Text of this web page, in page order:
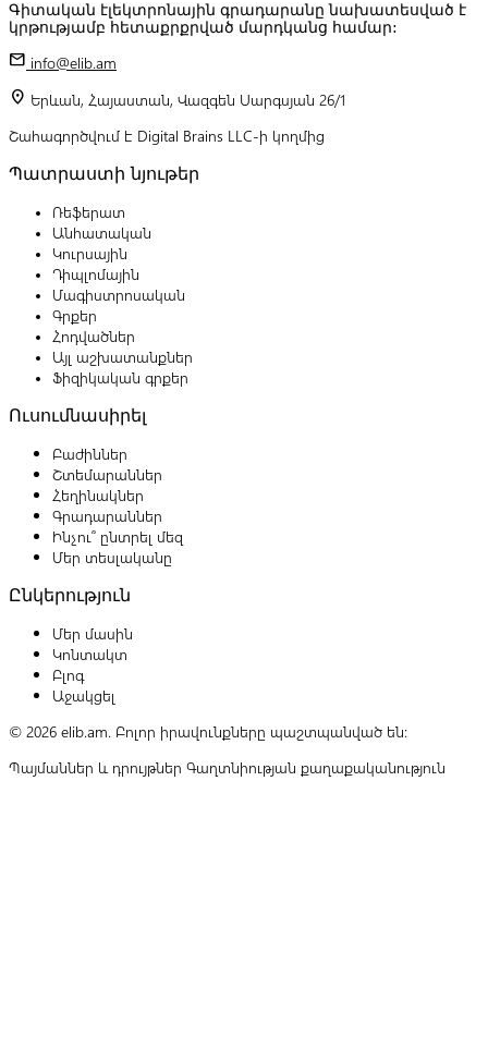
Գիտական էլեկտրոնային գրադարանը նախատեսված է
կրթությամբ հետաքրքրված մարդկանց համար:
mail info@elib.am
location_on Երևան, Հայաստան, Վազգեն Սարգսյան 26/1
Շահագործվում է Digital Brains LLC-ի կողմից
Պատրաստի նյութեր
Ռեֆերատ
Անհատական
Կուրսային
Դիպլոմային
Մագիստրոսական
Գրքեր
Հոդվածներ
Այլ աշխատանքներ
Ֆիզիկական գրքեր
Ուսումնասիրել
Բաժիններ
Շտեմարաններ
Հեղինակներ
Գրադարաններ
Ինչու՞ ընտրել մեզ
Մեր տեսլականը
Ընկերություն
Մեր մասին
Կոնտակտ
Բլոգ
Աջակցել
© 2026 elib.am. Բոլոր իրավունքները պաշտպանված են:
Պայմաններ և դրույթներ Գաղտնիության քաղաքականություն